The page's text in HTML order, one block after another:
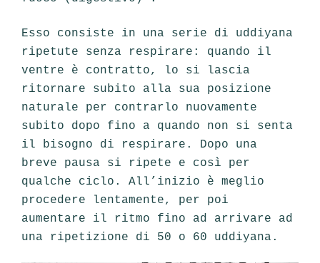
Esso consiste in una serie di uddiyana
ripetute senza respirare: quando il
ventre è contratto, lo si lascia
ritornare subito alla sua posizione
naturale per contrarlo nuovamente
subito dopo fino a quando non si senta
il bisogno di respirare. Dopo una
breve pausa si ripete e così per
qualche ciclo. All’inizio è meglio
procedere lentamente, per poi
aumentare il ritmo fino ad arrivare ad
una ripetizione di 50 o 60 uddiyana.